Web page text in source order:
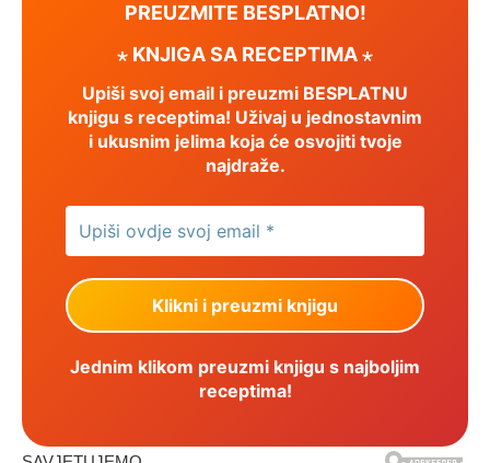
PREUZMITE BESPLATNO!
⋆ KNJIGA SA RECEPTIMA ⋆
Upiši svoj email i preuzmi BESPLATNU
knjigu s receptima! Uživaj u jednostavnim
i ukusnim jelima koja će osvojiti tvoje
najdraže.
Jednim klikom preuzmi knjigu s najboljim
receptima!